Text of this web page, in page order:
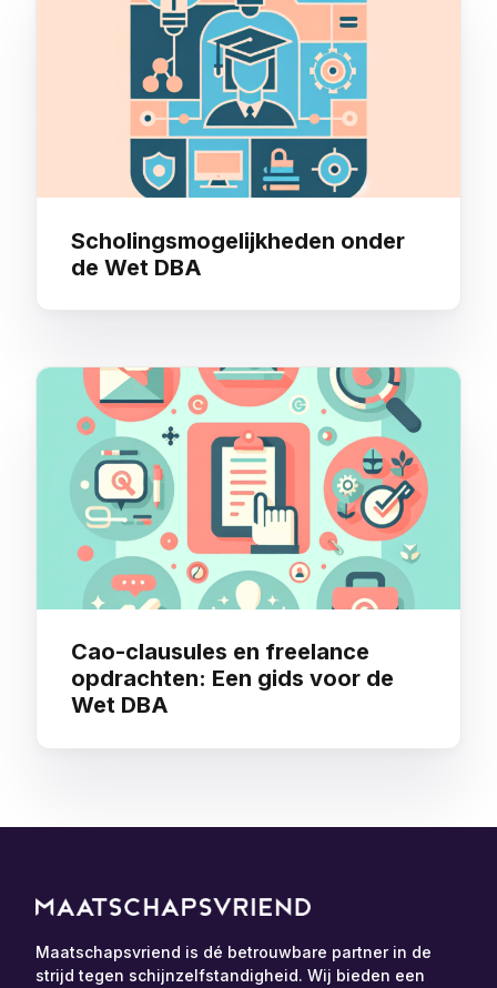
Scholingsmogelijkheden onder
de Wet DBA
Cao-clausules en freelance
opdrachten: Een gids voor de
Wet DBA
Maatschapsvriend is dé betrouwbare partner in de
strijd tegen schijnzelfstandigheid. Wij bieden een